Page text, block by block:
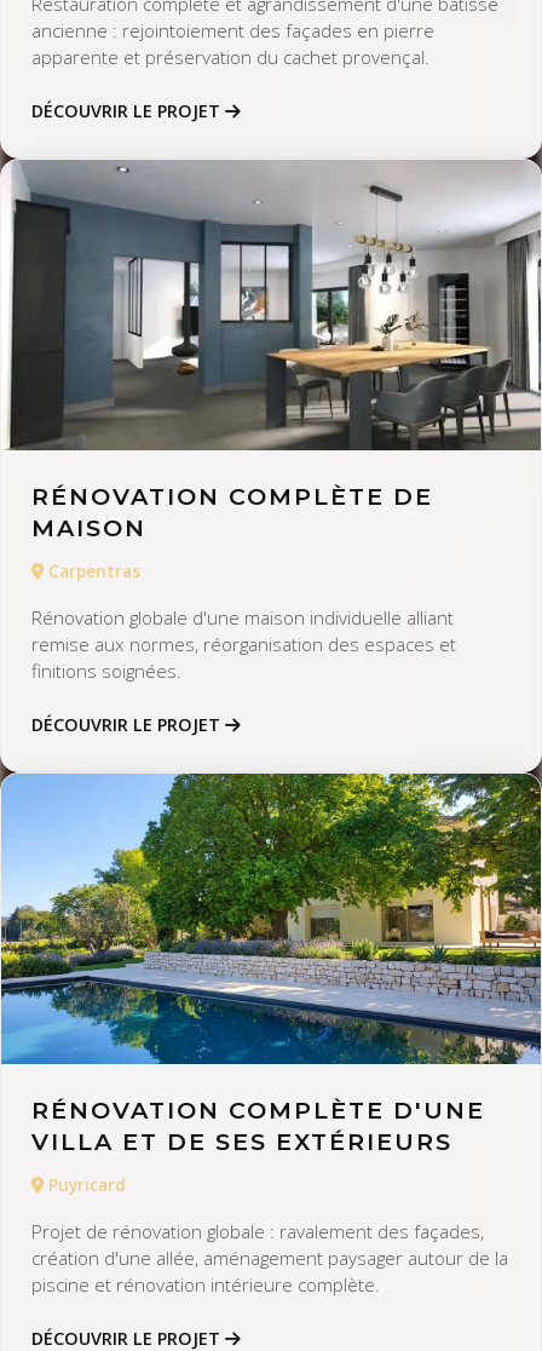
ancienne : rejointoiement des façades en pierre
apparente et préservation du cachet provençal.
DÉCOUVRIR LE PROJET
RÉNOVATION COMPLÈTE DE
MAISON
Carpentras
Rénovation globale d'une maison individuelle alliant
remise aux normes, réorganisation des espaces et
finitions soignées.
DÉCOUVRIR LE PROJET
RÉNOVATION COMPLÈTE D'UNE
VILLA ET DE SES EXTÉRIEURS
Puyricard
Projet de rénovation globale : ravalement des façades,
création d'une allée, aménagement paysager autour de la
piscine et rénovation intérieure complète.
DÉCOUVRIR LE PROJET